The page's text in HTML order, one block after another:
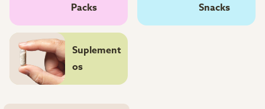
Packs Snacks
Suplement
os